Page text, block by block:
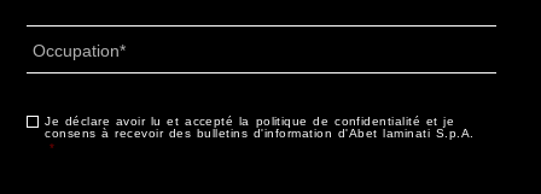
Pays
Consentement *
Je déclare avoir lu et accepté la politique de confidentialité et je
consens à recevoir des bulletins d'information d'Abet laminati S.p.A.
*